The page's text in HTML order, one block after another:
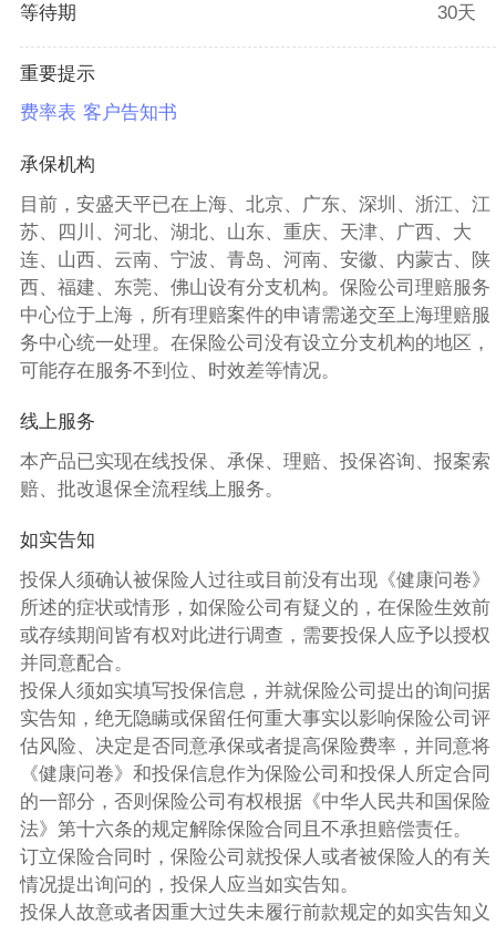
等待期
30天
重要提示
费率表 客户告知书
承保机构
目前，安盛天平已在上海、北京、广东、深圳、浙江、江
苏、四川、河北、湖北、山东、重庆、天津、广西、大
连、山西、云南、宁波、青岛、河南、安徽、内蒙古、陕
西、福建、东莞、佛山设有分支机构。保险公司理赔服务
中心位于上海，所有理赔案件的申请需递交至上海理赔服
务中心统一处理。在保险公司没有设立分支机构的地区，
可能存在服务不到位、时效差等情况。
线上服务
本产品已实现在线投保、承保、理赔、投保咨询、报案索
赔、批改退保全流程线上服务。
如实告知
投保人须确认被保险人过往或目前没有出现《健康问卷》
所述的症状或情形，如保险公司有疑义的，在保险生效前
或存续期间皆有权对此进行调查，需要投保人应予以授权
并同意配合。
投保人须如实填写投保信息，并就保险公司提出的询问据
实告知，绝无隐瞒或保留任何重大事实以影响保险公司评
估风险、决定是否同意承保或者提高保险费率，并同意将
《健康问卷》和投保信息作为保险公司和投保人所定合同
的一部分，否则保险公司有权根据《中华人民共和国保险
法》第十六条的规定解除保险合同且不承担赔偿责任。
订立保险合同时，保险公司就投保人或者被保险人的有关
情况提出询问的，投保人应当如实告知。
投保人故意或者因重大过失未履行前款规定的如实告知义